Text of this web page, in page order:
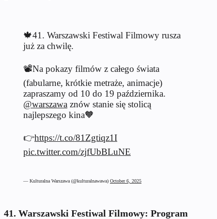
🍁41. Warszawski Festiwal Filmowy rusza
już za chwilę.
📽️Na pokazy filmów z całego świata
(fabularne, krótkie metraże, animacje)
zapraszamy od 10 do 19 października.
@warszawa znów stanie się stolicą
najlepszego kina🧡
👉https://t.co/81Zgtiqz1I
pic.twitter.com/zjfUbBLuNE
— Kulturalna Warszawa (@kulturalnawawa) October 6, 2025
41. Warszawski Festiwal Filmowy: Program